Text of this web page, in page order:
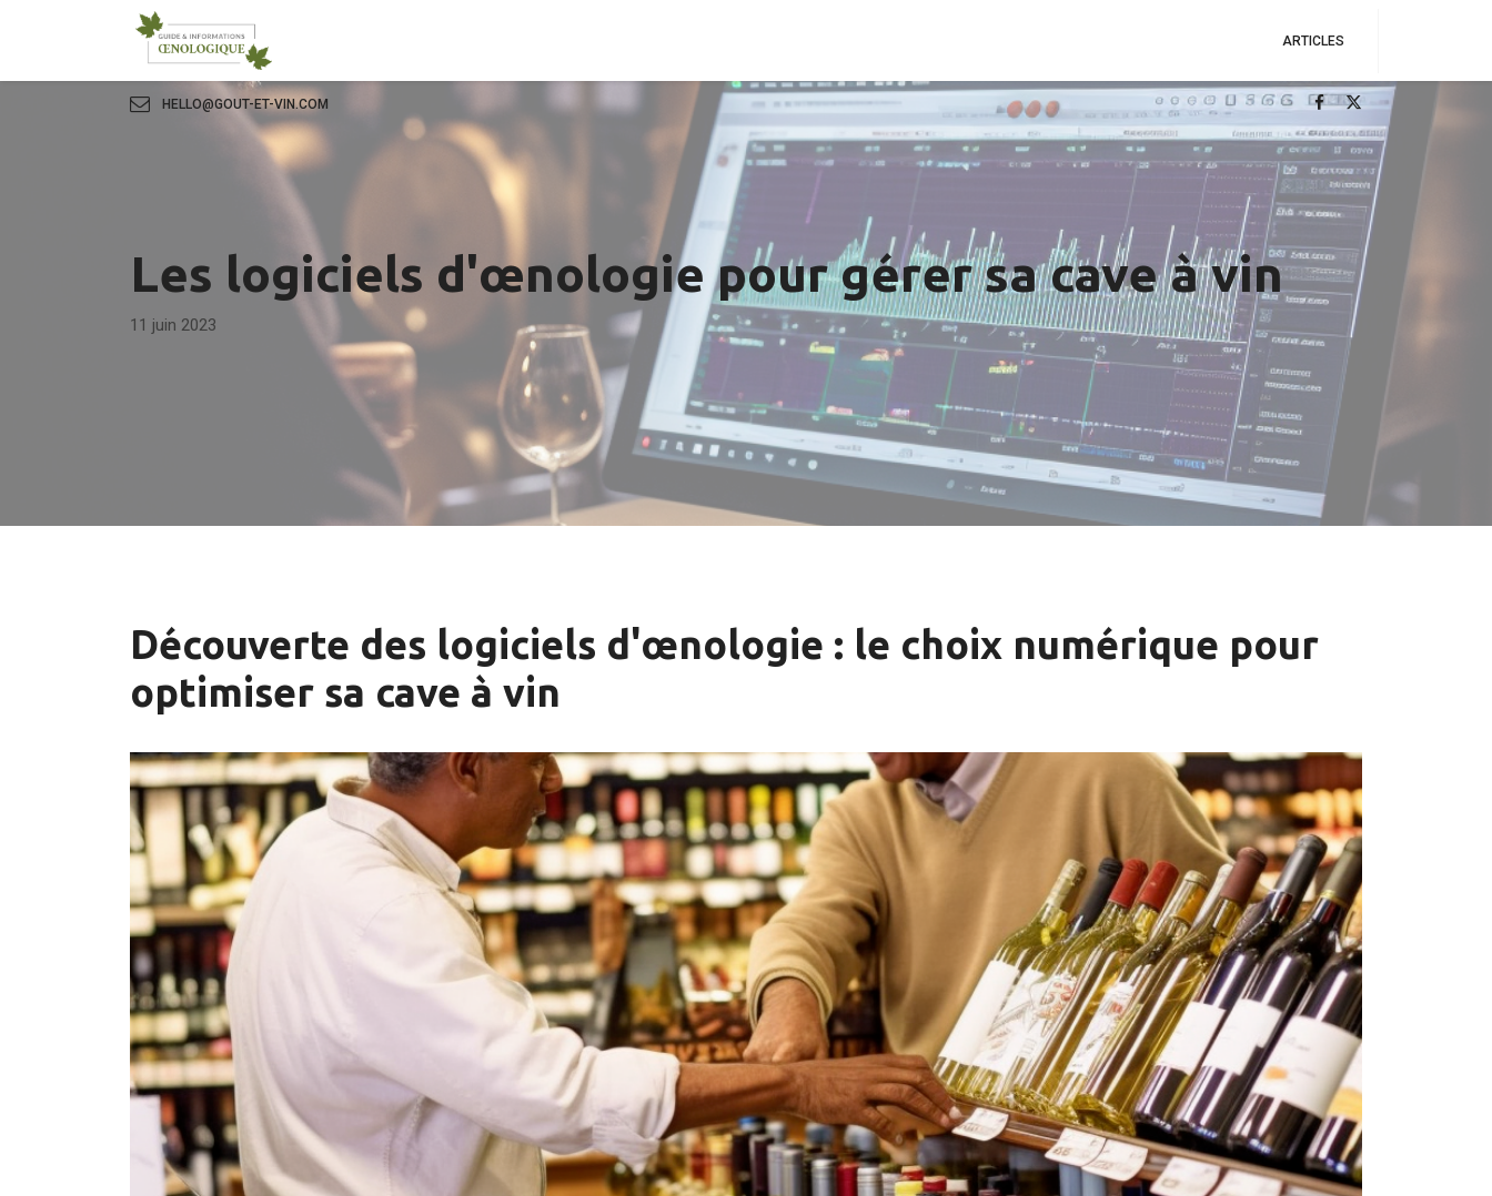
ARTICLES
HELLO@GOUT-ET-VIN.COM
Les logiciels d'œnologie pour gérer sa cave à vin
11 juin 2023
Découverte des logiciels d'œnologie : le choix numérique pour
optimiser sa cave à vin